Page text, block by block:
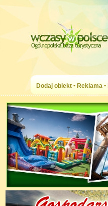
Dodaj obiekt • Reklama •